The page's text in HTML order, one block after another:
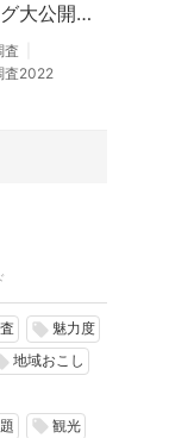
大公開！
、３位は
は〇〇
査
査2022
local_offer 魅力度
地域おこし
local_offer 観光